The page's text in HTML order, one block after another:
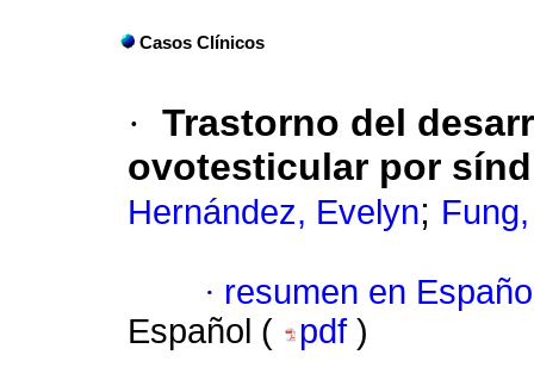
Casos Clínicos
· Trastorno del
ovotesticular por
Hernández, Evelyn;
· resumen en
Español (
pdf )